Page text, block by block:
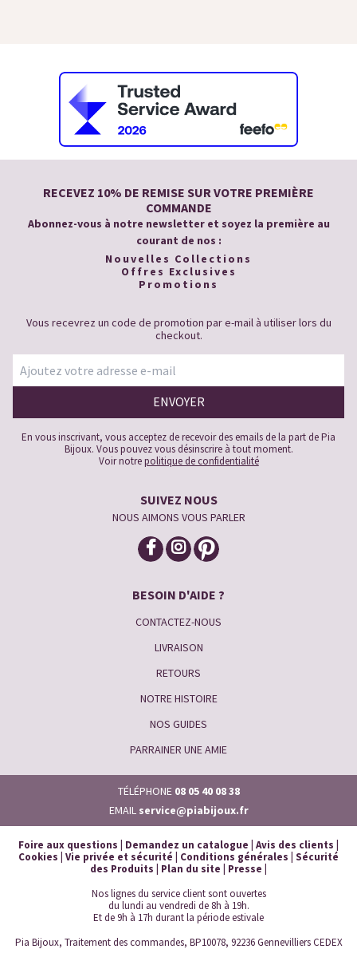
RECEVEZ 10% DE REMISE SUR VOTRE PREMIÈRE
COMMANDE
Abonnez-vous à notre newsletter et soyez la première au
courant de nos :
Nouvelles Collections
Offres Exclusives
Promotions
Vous recevrez un code de promotion par e-mail à utiliser lors du
checkout.
En vous inscrivant, vous acceptez de recevoir des emails de la part de Pia
Bijoux. Vous pouvez vous désinscrire à tout moment.
Voir notrepolitique de confidentialité
SUIVEZ NOUS
NOUS AIMONS VOUS PARLER
BESOIN D'AIDE ?
CONTACTEZ-NOUS
LIVRAISON
RETOURS
NOTRE HISTOIRE
NOS GUIDES
PARRAINER UNE AMIE
TÉLÉPHONE 08 05 40 08 38
EMAIL service@piabijoux.fr
Foire aux questions Demandez un catalogue Avis des clients
Cookies Vie privée et sécurité Conditions générales Sécurité
des Produits
Plan du site Presse
Nos lignes du service client sont ouvertes
du lundi au vendredi de 8h à 19h.
Et de 9h à 17h durant la période estivale
Pia Bijoux, Traitement des commandes, BP10078, 92236 Gennevilliers CEDEX